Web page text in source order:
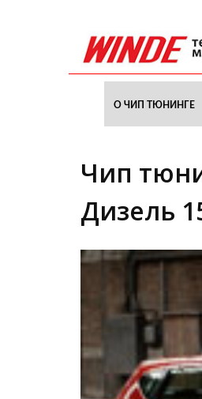
О ЧИП ТЮНИНГЕ
Чип
Дизель